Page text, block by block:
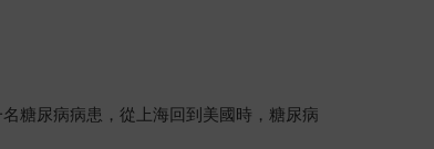
糖尿病病患，從上海回到美國時，糖尿病